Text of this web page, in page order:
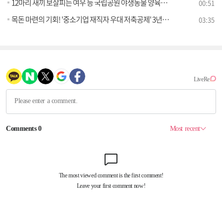
12마리 새끼 보살피는 여우 등 국립공원 야생동물 양육장면 포착 00:51
목돈 마련의 기회! '중소기업 재직자 우대 저축공제' 3년형 출시 [클릭K+] 03:35